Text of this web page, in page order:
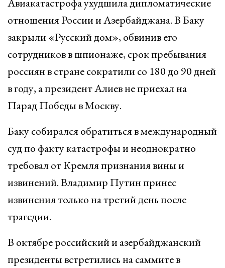
отношения России и Азербайджана. В Баку
закрыли «Русский дом», обвинив его
сотрудников в шпионаже, срок пребывания
россиян в стране сократили со 180 до 90 дней
в году, а президент Алиев не приехал на
Парад Победы в Москву.
Баку собирался обратиться в международный
суд по факту катастрофы и неоднократно
требовал от Кремля признания вины и
извинений. Владимир Путин принес
извинения только на третий день после
трагедии.
В октябре российский и азербайджанский
президенты встретились на саммите в